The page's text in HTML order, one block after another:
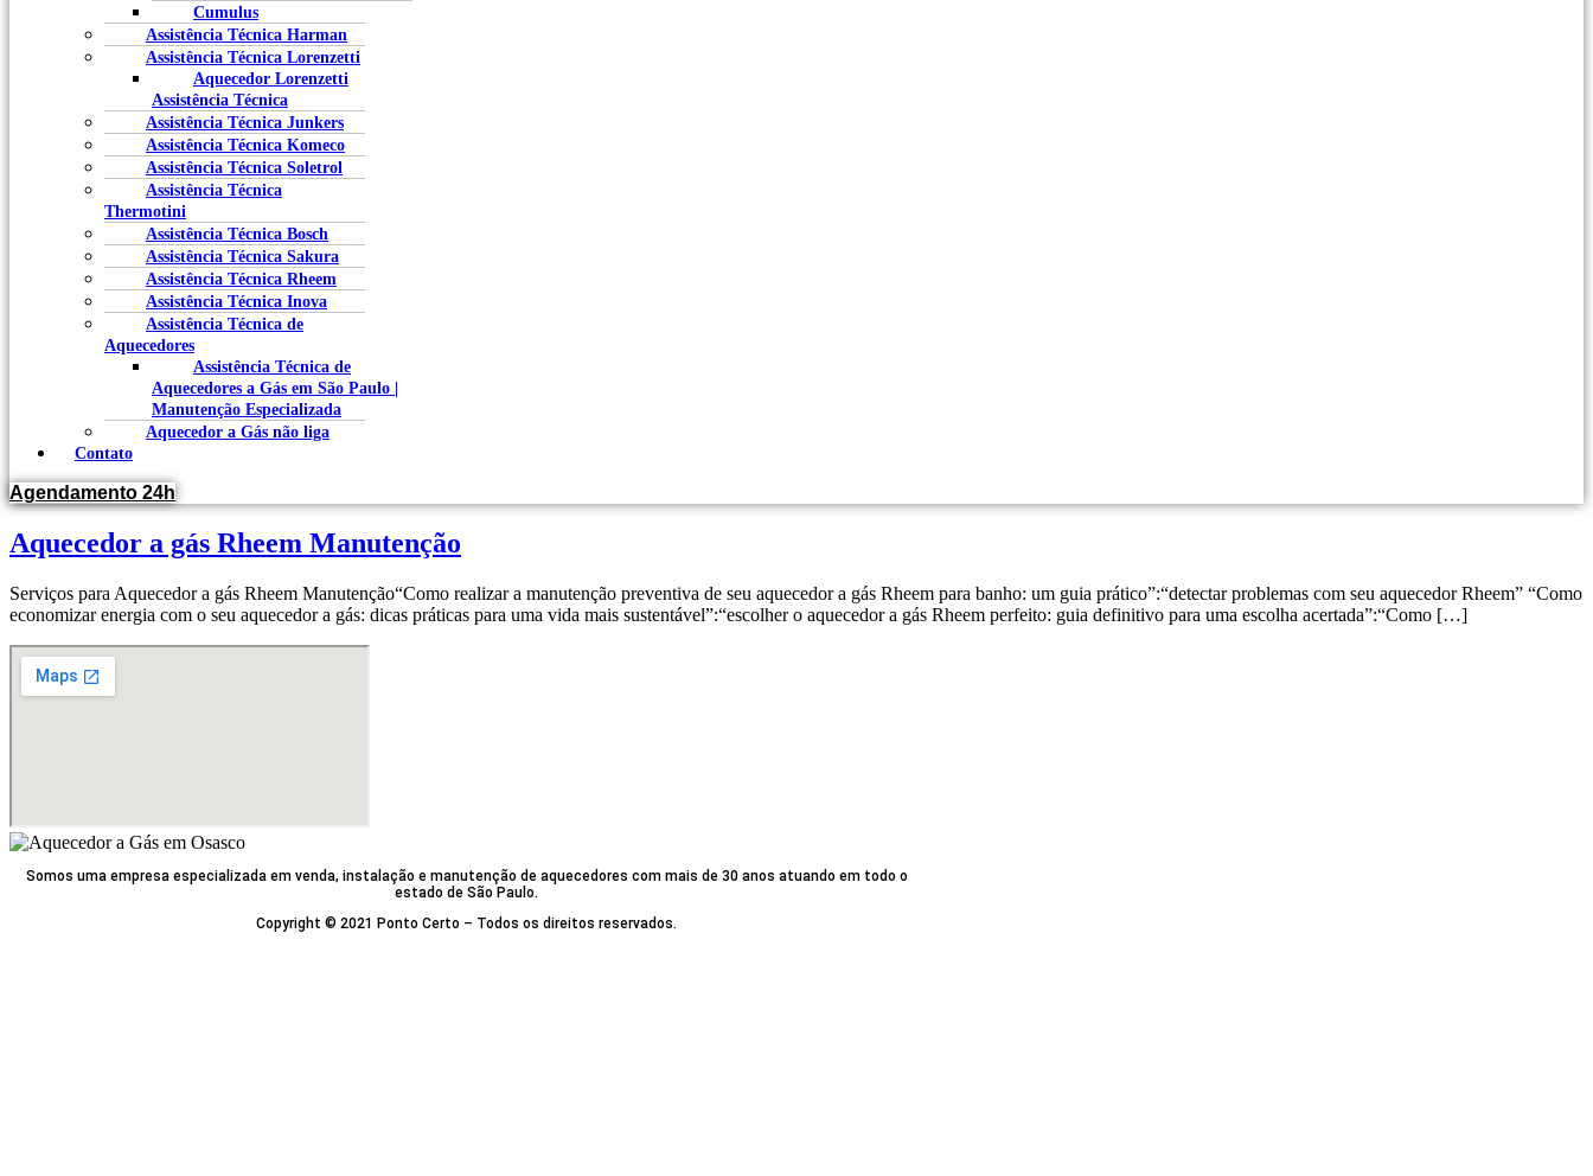
Cumulus
Assistência Técnica Harman
Assistência Técnica Lorenzetti
Aquecedor Lorenzetti
Assistência Técnica
Assistência Técnica Junkers
Assistência Técnica Komeco
Assistência Técnica Soletrol
Assistência Técnica
Thermotini
Assistência Técnica Bosch
Assistência Técnica Sakura
Assistência Técnica Rheem
Assistência Técnica Inova
Assistência Técnica de
Aquecedores
Assistência Técnica de
Aquecedores a Gás em São Paulo |
Manutenção Especializada
Aquecedor a Gás não liga
Contato
Agendamento 24h
Aquecedor a gás Rheem Manutenção
Serviços para Aquecedor a gás Rheem Manutenção“Como realizar a manutenção preventiva de seu aquecedor a gás Rheem para banho: um guia prático”:“detectar problemas com seu aquecedor Rheem” “Como
economizar energia com o seu aquecedor a gás: dicas práticas para uma vida mais sustentável”:“escolher o aquecedor a gás Rheem perfeito: guia definitivo para uma escolha acertada”:“Como […]
Somos uma empresa especializada em venda, instalação e manutenção de aquecedores com mais de 30 anos atuando em todo o
estado de São Paulo.
Copyright © 2021 Ponto Certo – Todos os direitos reservados.